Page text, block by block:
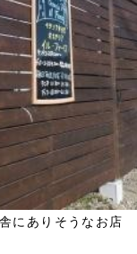
舎にありそうなお